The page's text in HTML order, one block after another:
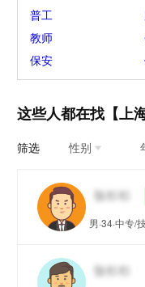
普工
教师
保安
这些人都在找【上
筛选 性别
男·34·中专/